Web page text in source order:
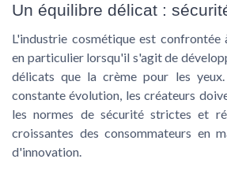
Un équilibre délicat :
L'industrie cosmétique est confrontée
en particulier lorsqu'il s'agit de
délicats que la crème pour les
constante évolution, les créateurs
les normes de sécurité strictes et
croissantes des consommateurs en
d'innovation.